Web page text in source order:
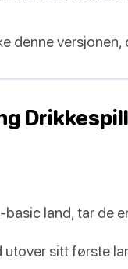
denne versjonen,
land, tar de
utover sitt første